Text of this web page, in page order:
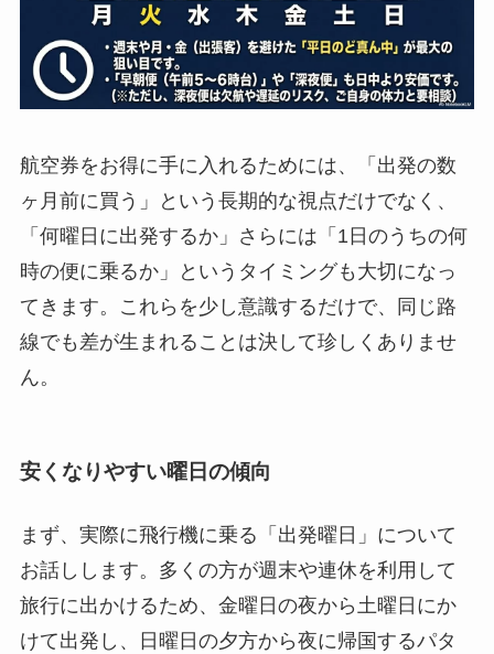
航空券をお得に手に入れるためには、「出発の数
ヶ月前に買う」という長期的な視点だけでなく、
「何曜日に出発するか」さらには「1日のうちの何
時の便に乗るか」というタイミングも大切になっ
てきます。これらを少し意識するだけで、同じ路
線でも差が生まれることは決して珍しくありませ
ん。
安くなりやすい曜日の傾向
まず、実際に飛行機に乗る「出発曜日」について
お話しします。多くの方が週末や連休を利用して
旅行に出かけるため、金曜日の夜から土曜日にか
けて出発し、日曜日の夕方から夜に帰国するパタ